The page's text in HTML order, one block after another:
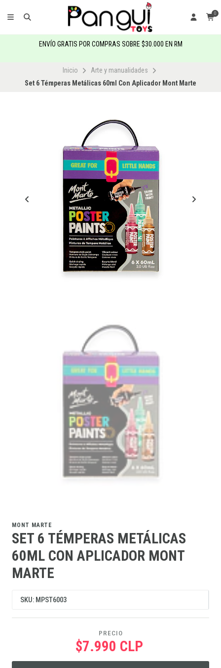
0
ENVÍO GRATIS POR COMPRAS SOBRE $30.000 EN RM
Inicio
Arte y manualidades
Set 6 Témperas Metálicas 60ml Con Aplicador Mont Marte
MONT MARTE
SET 6 TÉMPERAS METÁLICAS
60ML CON APLICADOR MONT
MARTE
SKU: MPST6003
PRECIO
$7.990 CLP